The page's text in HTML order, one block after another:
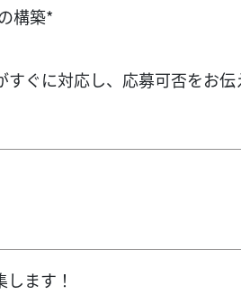
構築*
ぐに対応し、応募可否をお
ます！